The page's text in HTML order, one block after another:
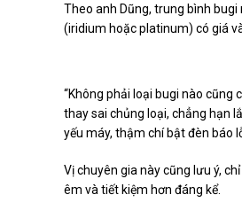
Theo anh Dũng, trung bình
(iridium hoặc platinum) có giá
“Không phải loại bugi nào cũng
thay sai chủng loại, chẳng hạn
yếu máy, thậm chí bật đèn báo
Vị chuyên gia này cũng lưu ý,
êm và tiết kiệm hơn đáng kể.